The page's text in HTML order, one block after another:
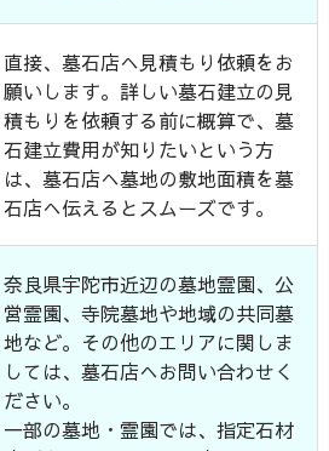
直接、墓石店へ見積もり依頼をお
願いします。詳しい墓石建立の見
積もりを依頼する前に概算で、墓
石建立費用が知りたいという方
は、墓石店へ墓地の敷地面積を墓
石店へ伝えるとスムーズです。
奈良県宇陀市近辺の墓地霊園、公
営霊園、寺院墓地や地域の共同墓
地など。その他のエリアに関しま
しては、墓石店へお問い合わせく
ださい。
一部の墓地・霊園では、指定石材